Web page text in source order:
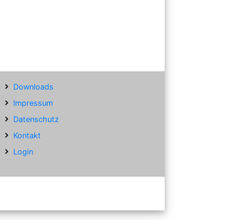
Downloads
Impressum
Datenschutz
Kontakt
Login